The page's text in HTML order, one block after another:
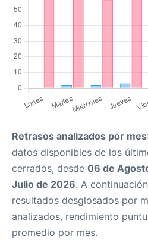
Retrasos analizados por mes
datos disponibles de los
cerrados, desde 06 de
Julio de 2026. A
resultados desglosados por
analizados, rendimiento
promedio por mes.